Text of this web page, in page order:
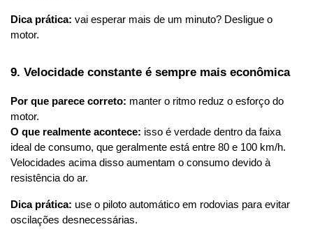
Dica prática: vai esperar mais de um minuto? Desligue o
motor.
9. Velocidade constante é sempre mais econômica
Por que parece correto: manter o ritmo reduz o esforço do
motor.
O que realmente acontece: isso é verdade dentro da faixa
ideal de consumo, que geralmente está entre 80 e 100 km/h.
Velocidades acima disso aumentam o consumo devido à
resistência do ar.
Dica prática: use o piloto automático em rodovias para evitar
oscilações desnecessárias.